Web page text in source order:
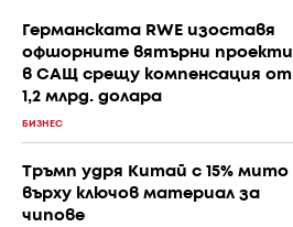
Германската RWE изоставя
офшорните вятърни проекти
в САЩ срещу компенсация от
1,2 млрд. долара
БИЗНЕС
Тръмп удря Китай с 15% мито
върху ключов материал за
чипове